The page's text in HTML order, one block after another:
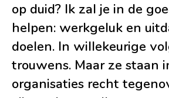
op duid? Ik zal je in de
helpen: werkgeluk en
doelen. In willekeurige
trouwens. Maar ze staan
organisaties recht